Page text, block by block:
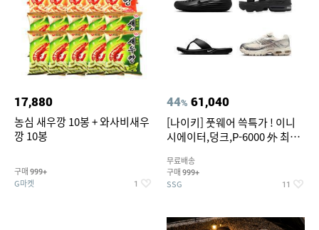
17,880
농심 새우깡 10봉 + 와사비새우
깡 10봉
구매 999+
G마켓 1
44% 61,040
[나이키] 풋웨어 쓱특가 ! 이니
시에이터,덩크,P-6000 外 최대
무료배송
구매 999+
SSG 11